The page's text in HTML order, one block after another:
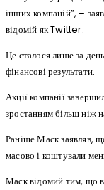
інших компаній”, –
відомій як Twitter.
Це сталося лише за
фінансові результати.
Акції компанії
зростанням більш ніж
Раніше Маск заявляв,
масово і коштували
Маск відомий тим, що